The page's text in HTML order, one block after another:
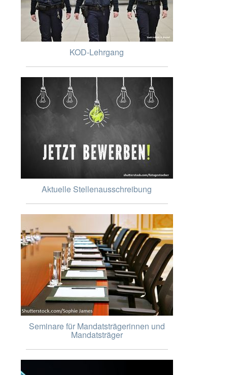
KOD-Lehrgang
Aktuelle Stellenausschreibung
Seminare für Mandatsträgerinnen und
Mandatsträger